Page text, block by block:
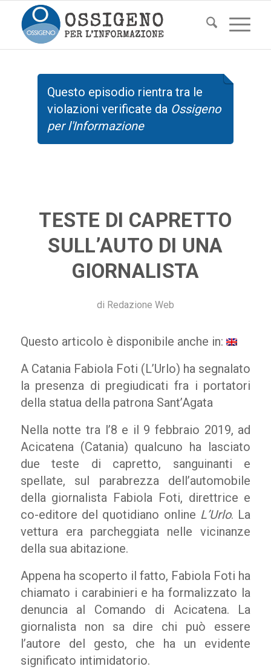
Questo episodio rientra tra le
violazioni verificate da Ossigeno
per l'Informazione
TESTE DI CAPRETTO
SULL’AUTO DI UNA
GIORNALISTA
di Redazione Web
Questo articolo è disponibile anche in:
A Catania Fabiola Foti (L’Urlo) ha segnalato
la presenza di pregiudicati fra i portatori
della statua della patrona Sant’Agata
Nella notte tra l’8 e il 9 febbraio 2019, ad
Acicatena (Catania) qualcuno ha lasciato
due teste di capretto, sanguinanti e
spellate, sul parabrezza dell’automobile
della giornalista Fabiola Foti, direttrice e
co-editore del quotidiano online L’Urlo. La
vettura era parcheggiata nelle vicinanze
della sua abitazione.
Appena ha scoperto il fatto, Fabiola Foti ha
chiamato i carabinieri e ha formalizzato la
denuncia al Comando di Acicatena. La
giornalista non sa dire chi può essere
l’autore del gesto, che ha un evidente
significato intimidatorio.